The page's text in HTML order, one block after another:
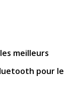
meilleurs
pour le